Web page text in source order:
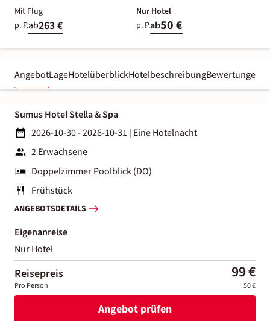
Mit Flug
p. P.ab263 €
Nur Hotel
p. P.ab50 €
AngebotLageHotelüberblickHotelbeschreibungBewertungen
Sumus Hotel Stella & Spa
2026-10-30 - 2026-10-31 | Eine Hotelnacht
2 Erwachsene
Doppelzimmer Poolblick (DO)
Frühstück
ANGEBOTSDETAILS
Eigenanreise
Nur Hotel
Reisepreis 99 €
Pro Person 50 €
Angebot prüfen